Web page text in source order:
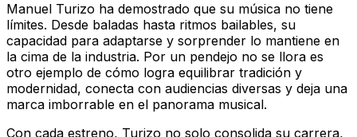
Manuel Turizo ha demostrado que su música no tiene
límites. Desde baladas hasta ritmos bailables, su
capacidad para adaptarse y sorprender lo mantiene en
la cima de la industria. Por un pendejo no se llora es
otro ejemplo de cómo logra equilibrar tradición y
modernidad, conecta con audiencias diversas y deja una
marca imborrable en el panorama musical.
Con cada estreno, Turizo no solo consolida su carrera,